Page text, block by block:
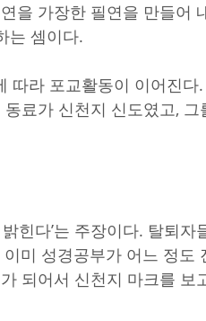
을 가장한 필연을 만들어
는 셈이다.
따라 포교활동이 이어진다
료가 신천지 신도였고, 그
힌다’는 주장이다. 탈퇴자
미 성경공부가 어느 정도
되어서 신천지 마크를 보